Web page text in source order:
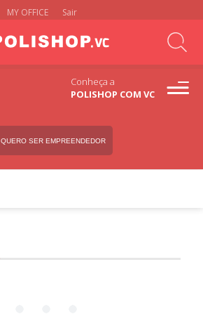
MY OFFICE Sair
Conheça a
POLISHOP COM VC
QUERO SER EMPREENDEDOR